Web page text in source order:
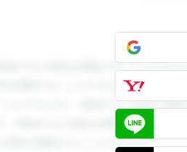
登録すると回答を閲覧することができ
答を閲覧することができます。登録す
ことができます。登録すると回答を閲
す。登録すると回答を閲覧することが
と回答を閲覧することができます。